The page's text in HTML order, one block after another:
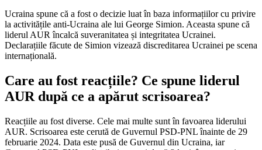
Ucraina spune că a fost o decizie luat în baza informațiilor cu privire
la activitățile anti-Ucraina ale lui George Simion. Aceasta spune că
liderul AUR încalcă suveranitatea și integritatea Ucrainei.
Declarațiile făcute de Simion vizează discreditarea Ucrainei pe scena
internațională.
Care au fost reacțiile? Ce spune liderul
AUR după ce a apărut scrisoarea?
Reacțiile au fost diverse. Cele mai multe sunt în favoarea liderului
AUR. Scrisoarea este cerută de Guvernul PSD-PNL înainte de 29
februarie 2024. Data este pusă de Guvernul din Ucraina, iar